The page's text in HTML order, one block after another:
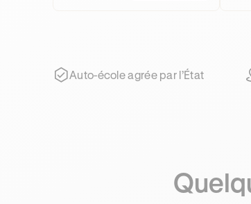
Auto-école agrée par l’État